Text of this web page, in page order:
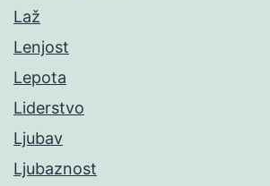
Laž
Lenjost
Lepota
Liderstvo
Ljubav
Ljubaznost